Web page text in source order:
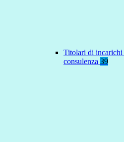
Titolari di
consulenza 39